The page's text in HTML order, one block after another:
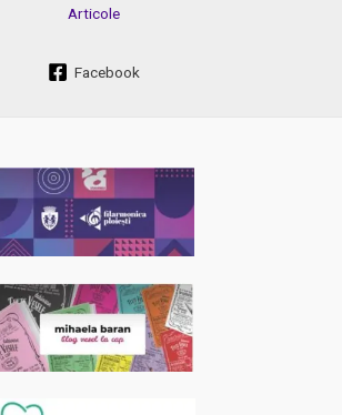
Articole
Facebook